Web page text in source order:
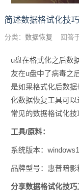
简述数据格试化技
分类： 数据恢复 回答
u盘在格式化之后数
友在u盘中了病毒之
是如果格式化后数
化数据恢复工具可
常见的数据格试化技
工具/原料：
系统版本：
品牌型号：惠普暗影
分享数据格试化技巧